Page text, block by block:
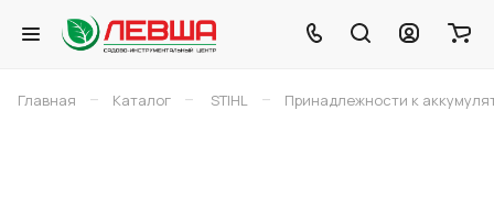
Главная – Каталог – STIHL – Принадлежности к